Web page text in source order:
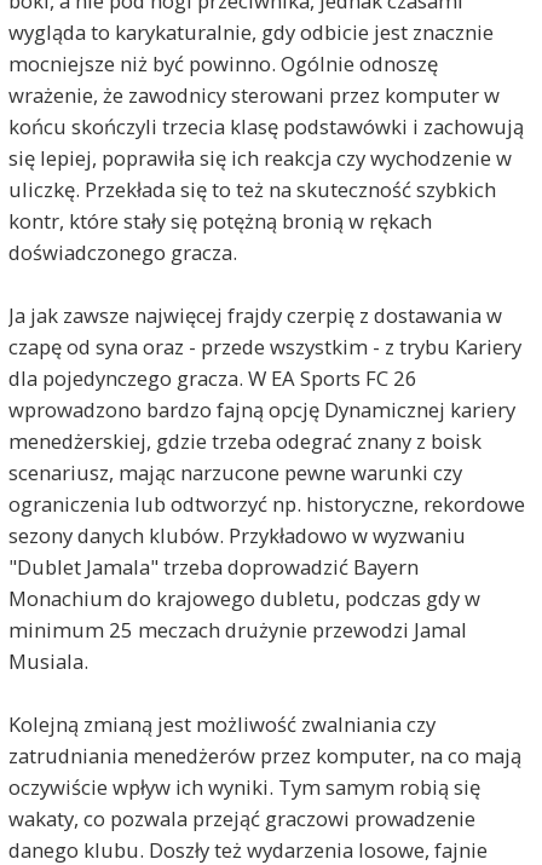
wygląda to karykaturalnie, gdy odbicie jest znacznie
mocniejsze niż być powinno. Ogólnie odnoszę
wrażenie, że zawodnicy sterowani przez komputer w
końcu skończyli trzecia klasę podstawówki i zachowują
się lepiej, poprawiła się ich reakcja czy wychodzenie w
uliczkę. Przekłada się to też na skuteczność szybkich
kontr, które stały się potężną bronią w rękach
doświadczonego gracza.
Ja jak zawsze najwięcej frajdy czerpię z dostawania w
czapę od syna oraz - przede wszystkim - z trybu Kariery
dla pojedynczego gracza. W EA Sports FC 26
wprowadzono bardzo fajną opcję Dynamicznej kariery
menedżerskiej, gdzie trzeba odegrać znany z boisk
scenariusz, mając narzucone pewne warunki czy
ograniczenia lub odtworzyć np. historyczne, rekordowe
sezony danych klubów. Przykładowo w wyzwaniu
"Dublet Jamala" trzeba doprowadzić Bayern
Monachium do krajowego dubletu, podczas gdy w
minimum 25 meczach drużynie przewodzi Jamal
Musiala.
Kolejną zmianą jest możliwość zwalniania czy
zatrudniania menedżerów przez komputer, na co mają
oczywiście wpływ ich wyniki. Tym samym robią się
wakaty, co pozwala przejąć graczowi prowadzenie
danego klubu. Doszły też wydarzenia losowe, fajnie